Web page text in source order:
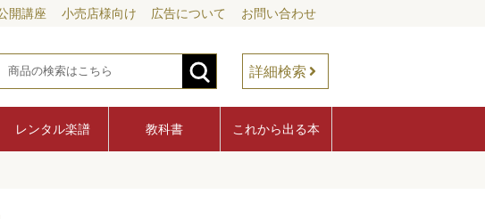
開講座 小売店様向け 広告について お問い合わせ
詳細検索
レンタル楽譜 教科書 これから出る本